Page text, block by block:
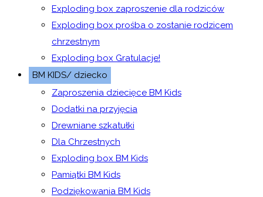
Exploding box zaproszenie dla rodziców
Exploding box prośba o zostanie rodzicem
chrzestnym
Exploding box Gratulacje!
BM KIDS/ dziecko
Zaproszenia dziecięce BM Kids
Dodatki na przyjęcia
Drewniane szkatułki
Dla Chrzestnych
Exploding box BM Kids
Pamiątki BM Kids
Podziękowania BM Kids